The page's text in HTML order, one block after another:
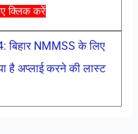
क्लिक करें
NMMSS के लिए
है अप्लाई करने की लास्ट